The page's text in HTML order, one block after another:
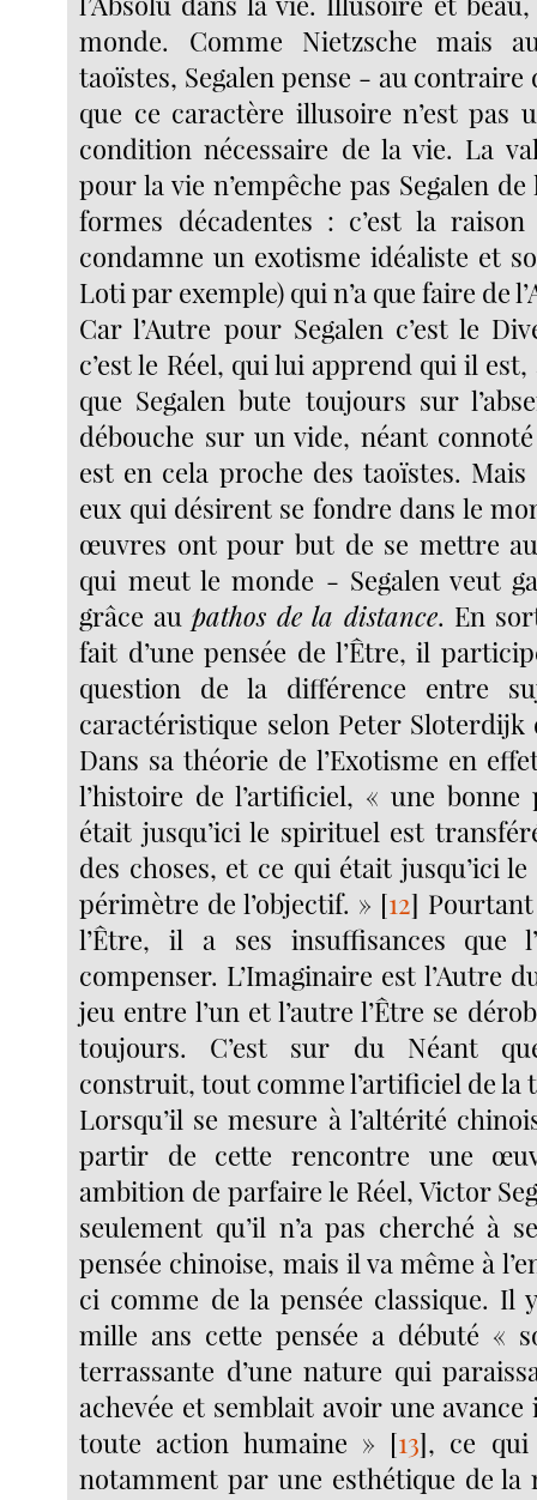
monde. Comme Nietzsche mais
taoïstes, Segalen pense - au contraire
que ce caractère illusoire n’est pas
condition nécessaire de la vie. La
pour la vie n’empêche pas Segalen
formes décadentes : c’est la
condamne un exotisme idéaliste et
Loti par exemple) qui n’a que faire de
Car l’Autre pour Segalen c’est le
c’est le Réel, qui lui apprend qui il
que Segalen bute toujours sur
débouche sur un vide, néant
est en cela proche des taoïstes.
eux qui désirent se fondre dans le
œuvres ont pour but de se mettre
qui meut le monde - Segalen veut
grâce au pathos de la distance. En
fait d’une pensée de l’Être, il
question de la différence entre
caractéristique selon Peter
Dans sa théorie de l’Exotisme en
l’histoire de l’artificiel, « une
était jusqu’ici le spirituel est
des choses, et ce qui était jusqu’ici
périmètre de l’objectif. » [12] Pourtant
l’Être, il a ses insuffisances que
compenser. L’Imaginaire est l’Autre
jeu entre l’un et l’autre l’Être se
toujours. C’est sur du Néant
construit, tout comme l’artificiel de la
Lorsqu’il se mesure à l’altérité
partir de cette rencontre une
ambition de parfaire le Réel, Victor
seulement qu’il n’a pas cherché à
pensée chinoise, mais il va même à
ci comme de la pensée classique. Il
mille ans cette pensée a débuté «
terrassante d’une nature qui
achevée et semblait avoir une
toute action humaine » [13], ce qui
notamment par une esthétique de la